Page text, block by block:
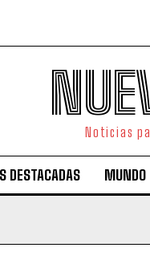
Noticias
DESTACADAS MUNDO